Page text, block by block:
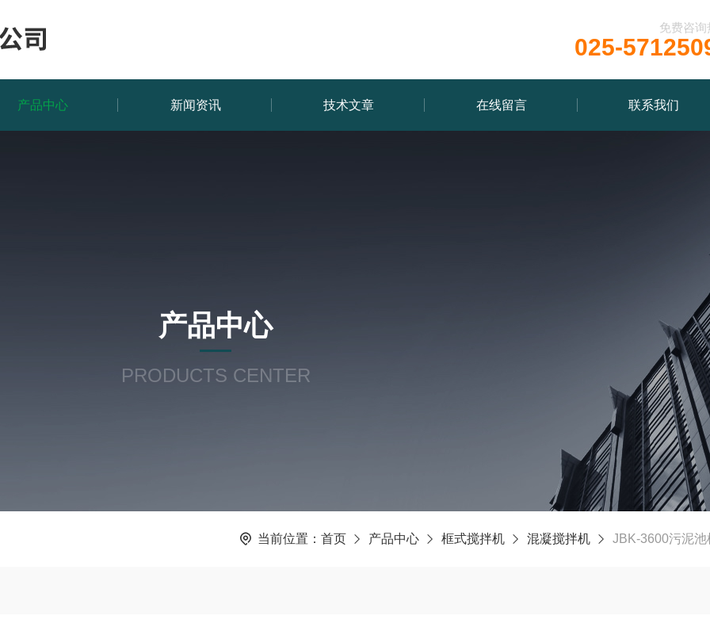
免费咨询
025-
产品中心 新闻资讯 技术文章 在线留言 联系我们
产品中心
PRODUCTS CENTER
当前位置： 首页 产品中心 框式搅拌机 混凝搅拌机 JBK-3600污泥